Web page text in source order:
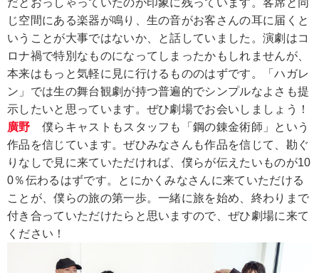
だとおっしゃっていたのが印象に残っています。客席と同
じ空間にある楽器が鳴り、生の音がお客さんの耳に届くと
いうことが大事ではないか、と話していました。演劇はコ
ロナ禍で特別なものになってしまったかもしれませんが、
本来はもっと気軽に見に行けるもののはずです。「ハガレ
ン」では生の舞台観劇が持つ普遍的でシンプルなよさも提
示したいと思っています。ぜひ劇場でお会いしましょう！
廣野 僕らキャストもスタッフも「鋼の錬金術師」という
作品を信じています。ぜひみなさんも作品を信じて、勘ぐ
りなしで見に来ていただければ、僕らが伝えたいものが10
0％伝わるはずです。とにかくみなさんに来ていただける
ことが、僕らの旅の第一歩。一緒に旅を始め、終わりまで
付き合っていただけたらと思いますので、ぜひ劇場に来て
ください！